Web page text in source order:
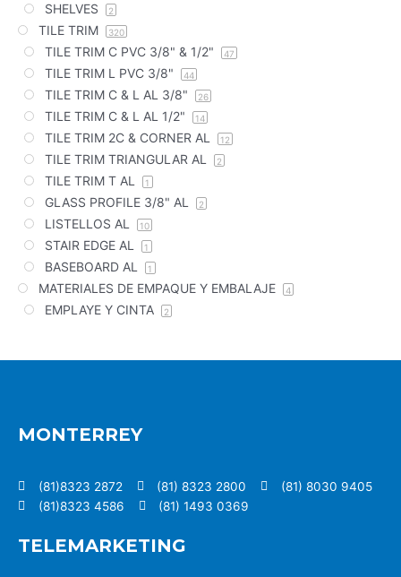
SHELVES 2
TILE TRIM 320
TILE TRIM C PVC 3/8" & 1/2" 47
TILE TRIM L PVC 3/8" 44
TILE TRIM C & L AL 3/8" 26
TILE TRIM C & L AL 1/2" 14
TILE TRIM 2C & CORNER AL 12
TILE TRIM TRIANGULAR AL 2
TILE TRIM T AL 1
GLASS PROFILE 3/8" AL 2
LISTELLOS AL 10
STAIR EDGE AL 1
BASEBOARD AL 1
MATERIALES DE EMPAQUE Y EMBALAJE 4
EMPLAYE Y CINTA 2
MONTERREY
(81)8323 2872 (81) 8323 2800
(81) 8030 9405
(81)8323 4586
(81) 1493 0369
TELEMARKETING